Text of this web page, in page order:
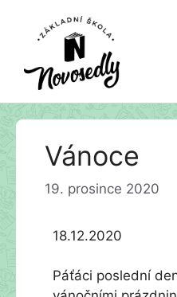
Přeskočit
Vánoce
19. prosince 2020
18.12.2020
Páťáci poslední